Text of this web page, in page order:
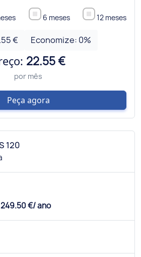
6 meses 12 meses
€ Economize: 0%
22.55 €
por mês
Peça agora
120
249.50 €/ ano